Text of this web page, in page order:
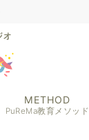
METHOD
PuReMa教育メソッド